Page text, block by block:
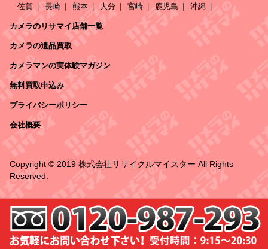
佐賀
長崎 熊本 大分 宮崎 鹿児島 沖縄
カメラのリサマイ店舗一覧
カメラの遺品買取
カメラマンの実体験マガジン
無料買取申込み
プライバシーポリシー
会社概要
Copyright © 2019 株式会社リサイクルマイスター All Rights
Reserved.